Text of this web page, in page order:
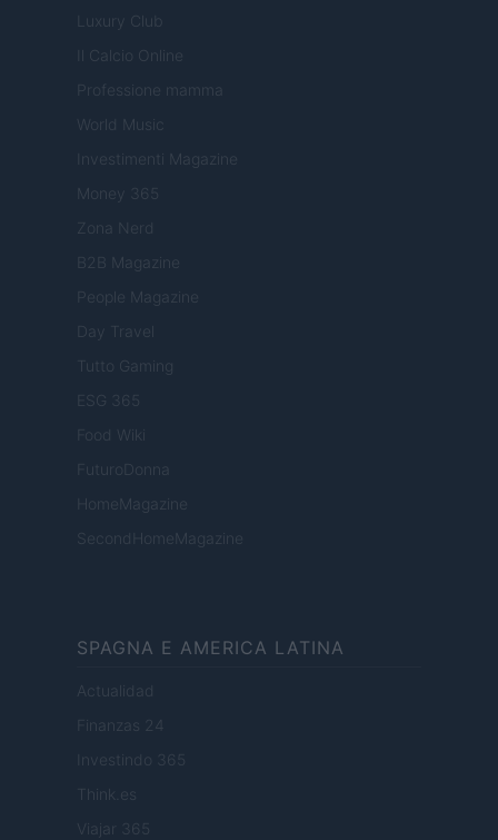
Luxury Club
Il Calcio Online
Professione mamma
World Music
Investimenti Magazine
Money 365
Zona Nerd
B2B Magazine
People Magazine
Day Travel
Tutto Gaming
ESG 365
Food Wiki
FuturoDonna
HomeMagazine
SecondHomeMagazine
SPAGNA E AMERICA LATINA
Actualidad
Finanzas 24
Investindo 365
Think.es
Viajar 365